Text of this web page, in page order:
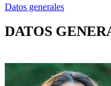
Datos generales
DATOS